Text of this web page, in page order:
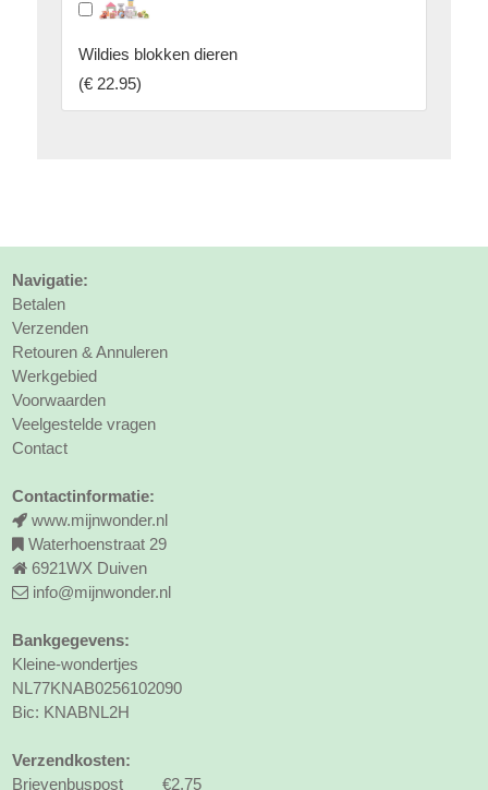
Wildies blokken dieren
(€ 22.95)
Navigatie:
Betalen
Verzenden
Retouren & Annuleren
Werkgebied
Voorwaarden
Veelgestelde vragen
Contact
Contactinformatie:
www.mijnwonder.nl
Waterhoenstraat 29
6921WX Duiven
info@mijnwonder.nl
Bankgegevens:
Kleine-wondertjes
NL77KNAB0256102090
Bic: KNABNL2H
Verzendkosten:
Brievenbuspost €2,75